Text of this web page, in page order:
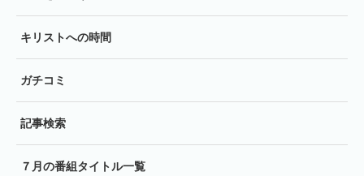
キリストへの時間
ガチコミ
記事検索
７月の番組タイトル一覧